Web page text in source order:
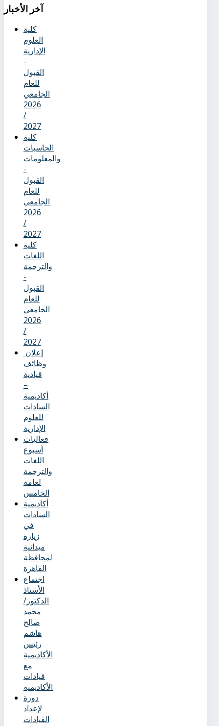
آخر
الأخبار
كلية
العلوم
الإدارية
-
القبول
للعام
الجامعي
2026
/
2027
كلية
الحاسبات
والمعلومات
-
القبول
للعام
الجامعي
2026
/
2027
كلية
اللغات
والترجمة
-
القبول
للعام
الجامعي
2026
/
2027
وظائف
قيادية
–
أكاديمية
السادات
للعلوم
الإدارية
فعاليات
أسبوع
اللغات
والترجمة
لعامة
الخامس
أكاديمية
السادات
في
زيارة
ميدانية
لمحافظة
القاهرة
اجتماع
الأستاذ
الدكتور/
محمد
صالح
هاشم
رئيس
الأكاديمية
مع
قيادات
الأكاديمية
دورة
لإعداد
القيادات